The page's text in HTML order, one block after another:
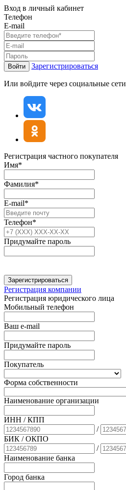
Вход в личный кабинет
Телефон
E-mail
Войти Зарегистрироваться
Или войдите через социальные сети
Регистрация частного покупателя
Имя*
Фамилия*
E-mail*
Телефон*
Придумайте пароль
Зарегистрироваться
Регистрация компании
Регистрация юридического лица
Мобильный телефон
Ваш e-mail
Придумайте пароль
Покупатель
Форма собственности
Наименование организации
ИНН / КПП
/
БИК / ОКПО
/
Наименование банка
Город банка